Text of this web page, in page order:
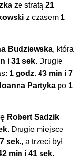
ze stratą21
z czasem 1
Budziewska, która
i 31 sek. Drugie
1 godz. 43 min i 7
Partyka po 1
Robert Sadzik,
. Drugie miejsce
sek., a trzeci był
min i 41 sek.